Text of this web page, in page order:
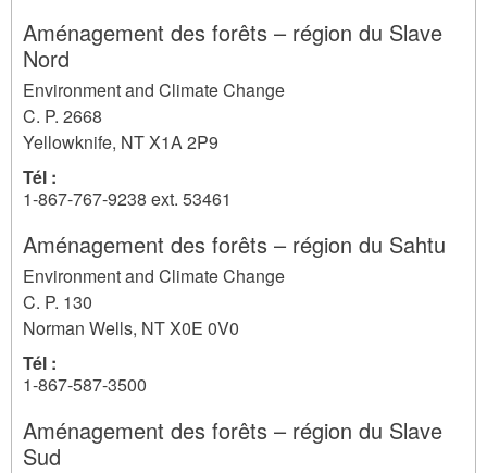
Aménagement des forêts – région du Slave
Nord
Environment and Climate Change
C. P. 2668
Yellowknife, NTX1A 2P9
Tél :
1-867-767-9238 ext. 53461
Aménagement des forêts – région du Sahtu
Environment and Climate Change
C. P. 130
Norman Wells, NTX0E 0V0
Tél :
1-867-587-3500
Aménagement des forêts – région du Slave
Sud